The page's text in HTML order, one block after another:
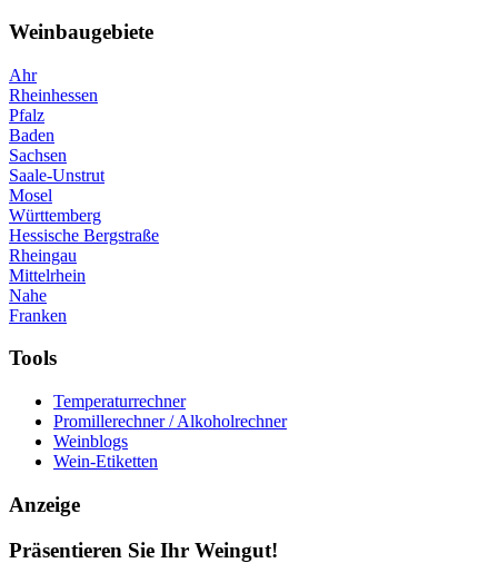
Weinbaugebiete
Ahr
Rheinhessen
Pfalz
Baden
Sachsen
Saale-Unstrut
Mosel
Württemberg
Hessische Bergstraße
Rheingau
Mittelrhein
Nahe
Franken
Tools
Temperaturrechner
Promillerechner / Alkoholrechner
Weinblogs
Wein-Etiketten
Anzeige
Präsentieren Sie Ihr Weingut!